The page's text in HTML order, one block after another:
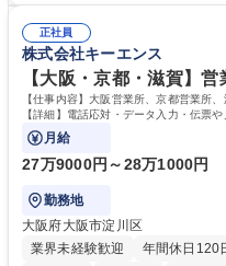
幅広く経験を積みたい意欲がある方に最
務・人事】未経験歓迎/日立グル
指す
のご経験 ■労務管理（給与計算・
■衛生管理者の資格をお持ちの方 学歴・資格 学歴：大学院 大学 高専 短大
専修学校 高校 語学力： 資格：
正社員
株式会社キーエンス
【大阪・京都・滋賀】
【仕事内容】大阪営業所、京都営業所
【詳細】電話応対・データ入力・伝票
で発生する事務業務や業務改善をお任せ
月給
27万9000円～28万1000円
勤務地
大阪府大阪市淀川区
業界未経験歓迎
年間休日120